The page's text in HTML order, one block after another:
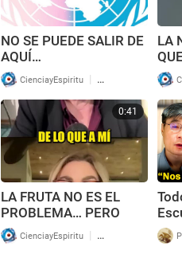
NO SE PUEDE SALIR DE
AQUÍ…
CienciayEspiritu | 92 Reproducciones
LA
0:41
LA FRUTA NO ES EL
PROBLEMA… PERO
ESTO TE PUEDE ESTAR
HACIENDO DAÑO
CienciayEspiritu | 81 Reproducciones